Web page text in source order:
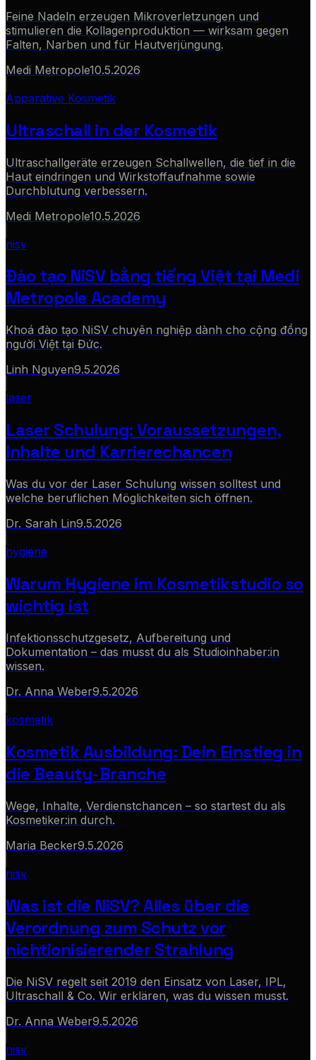
Feine Nadeln erzeugen Mikroverletzungen und
stimulieren die Kollagenproduktion — wirksam gegen
Falten, Narben und für Hautverjüngung.
Medi Metropole10.5.2026
Apparative Kosmetik
Ultraschall in der Kosmetik
Ultraschallgeräte erzeugen Schallwellen, die tief in die
Haut eindringen und Wirkstoffaufnahme sowie
Durchblutung verbessern.
Medi Metropole10.5.2026
nisv
Đào tạo NiSV bằng tiếng Việt tại Medi
Metropole Academy
Khoá đào tạo NiSV chuyên nghiệp dành cho cộng đồng
người Việt tại Đức.
Linh Nguyen9.5.2026
laser
Laser Schulung: Voraussetzungen,
Inhalte und Karrierechancen
Was du vor der Laser Schulung wissen solltest und
welche beruflichen Möglichkeiten sich öffnen.
Dr. Sarah Lin9.5.2026
hygiene
Warum Hygiene im Kosmetikstudio so
wichtig ist
Infektionsschutzgesetz, Aufbereitung und
Dokumentation – das musst du als Studioinhaber:in
wissen.
Dr. Anna Weber9.5.2026
kosmetik
Kosmetik Ausbildung: Dein Einstieg in
die Beauty-Branche
Wege, Inhalte, Verdienstchancen – so startest du als
Kosmetiker:in durch.
Maria Becker9.5.2026
nisv
Was ist die NiSV? Alles über die
Verordnung zum Schutz vor
nichtionisierender Strahlung
Die NiSV regelt seit 2019 den Einsatz von Laser, IPL,
Ultraschall & Co. Wir erklären, was du wissen musst.
Dr. Anna Weber9.5.2026
nisv